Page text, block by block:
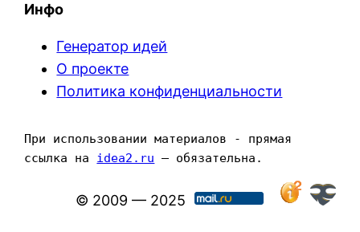
Инфо
Генератор идей
О проекте
Политика конфиденциальности
При использовании материалов - прямая
ссылка на idea2.ru — обязательна.
© 2009 — 2025